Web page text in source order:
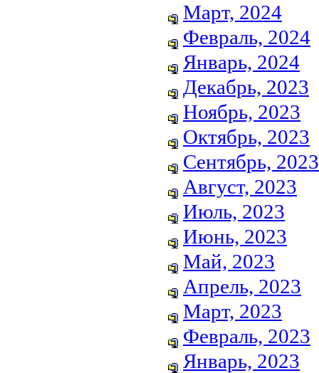
Март, 2024
Февраль, 2024
Январь, 2024
Декабрь, 2023
Ноябрь, 2023
Октябрь, 2023
Сентябрь, 2023
Август, 2023
Июль, 2023
Июнь, 2023
Май, 2023
Апрель, 2023
Март, 2023
Февраль, 2023
Январь, 2023